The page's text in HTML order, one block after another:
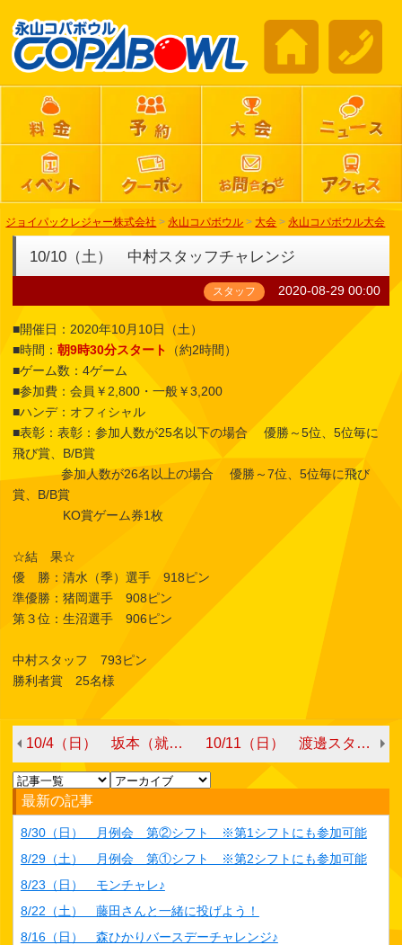
ジョイパックレジャー株式会社 > 永山コパボウル > 大会 > 永山コパボウル大会
10/10（土） 中村スタッフチャレンジ
スタッフ 2020-08-29 00:00
■開催日：2020年10月10日（土）
■時間： 朝9時30分スタート
（約2時間）
■ゲーム数：4ゲーム
■参加費：会員￥2,800・一般￥3,200
■ハンデ：オフィシャル
■表彰：表彰：参加人数が25名以下の場合 優勝～5位、5位毎に
飛び賞、B/B賞
参加人数が26名以上の場合 優勝～7位、5位毎に飛び
賞、B/B賞
KO賞ゲーム券1枚
☆結 果☆
優 勝：清水（季）選手 918ピン
準優勝：猪岡選手 908ピン
第３位：生沼選手 906ピン
中村スタッフ 793ピン
勝利者賞 25名様
10/4（日） 坂本（就）スタッフチャレンジ 10/11（日） 渡邊スタッフチャレンジ
最新の記事
8/30（日） 月例会 第②シフト ※第1シフトにも参加可能
8/29（土） 月例会 第①シフト ※第2シフトにも参加可能
8/23（日） モンチャレ♪
8/22（土） 藤田さんと一緒に投げよう！
8/16（日） 森ひかりバースデーチャレンジ♪